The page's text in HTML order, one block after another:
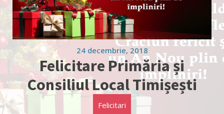
24 decembrie, 2018
Felicitare Primăria și
Consiliul Local Timișești
Felicitari